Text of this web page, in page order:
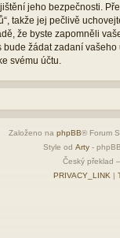
jeho bezpečnosti.
takže jej pečlivě
že byste zapomněli
žádat zadaní
svému účtu.
Založeno na phpBB® Forum
Style od Arty -
Český překlad –
PRIVACY_LINK |